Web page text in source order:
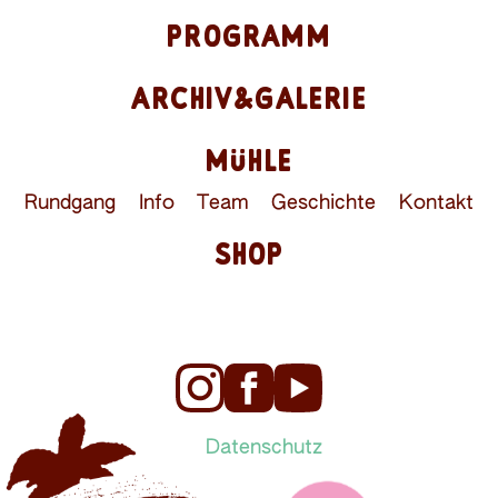
PROGRAMM
ARCHIV&GALERIE
MÜHLE
Rundgang Info Team Geschichte Kontakt
SHOP
Datenschutz